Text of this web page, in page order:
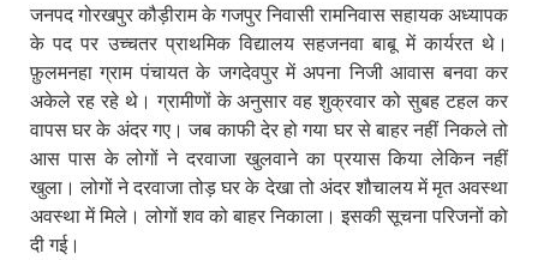
जनपद गोरखपुर कौड़ीराम के गजपुर निवासी रामनिवास सहायक अध्यापक
के पद पर उच्चतर प्राथमिक विद्यालय सहजनवा बाबू में कार्यरत थे।
फ़ुलमनहा ग्राम पंचायत के जगदेवपुर में अपना निजी आवास बनवा कर
अकेले रह रहे थे। ग्रामीणों के अनुसार वह शुक्रवार को सुबह टहल कर
वापस घर के अंदर गए। जब काफी देर हो गया घर से बाहर नहीं निकले तो
आस पास के लोगों ने दरवाजा खुलवाने का प्रयास किया लेकिन नहीं
खुला। लोगों ने दरवाजा तोड़ घर के देखा तो अंदर शौचालय में मृत अवस्था
अवस्था में मिले। लोगों शव को बाहर निकाला। इसकी सूचना परिजनों को
दी गई।